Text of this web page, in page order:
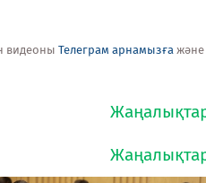
видеоны Телеграм арнамызға және